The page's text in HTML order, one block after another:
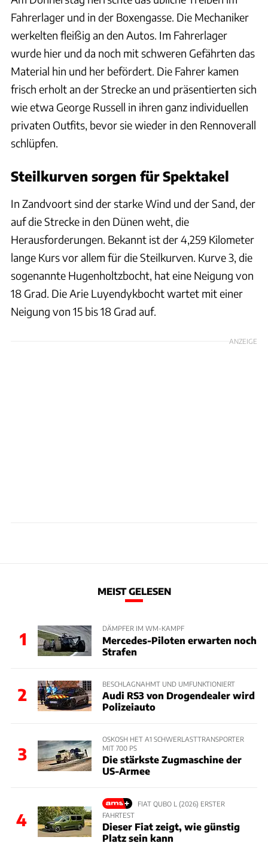
Fahrerlager und in der Boxengasse. Die Mechaniker
werkelten fleißig an den Autos. Im Fahrerlager
wurde hier und da noch mit schweren Gefährten das
Material hin und her befördert. Die Fahrer kamen
frisch erholt an der Strecke an und präsentierten sich
wie etwa George Russell in ihren ganz individuellen
privaten Outfits, bevor sie wieder in den Rennoverall
schlüpfen.
Steilkurven sorgen für Spektakel
In Zandvoort sind der starke Wind und der Sand, der
auf die Strecke in den Dünen weht, die
Herausforderungen. Bekannt ist der 4,259 Kilometer
lange Kurs vor allem für die Steilkurven. Kurve 3, die
sogenannte Hugenholtzbocht, hat eine Neigung von
18 Grad. Die Arie Luyendykbocht wartet mit einer
Neigung von 15 bis 18 Grad auf.
ANZEIGE
MEIST GELESEN
1
DÄMPFER IM WM-KAMPF
Mercedes-Piloten erwarten noch
Strafen
2
BESCHLAGNAHMT UND UMFUNKTIONIERT
Audi RS3 von Drogendealer wird
Polizeiauto
3
OSKOSH HET A1 SCHWERLASTTRANSPORTER
MIT 700 PS
Die stärkste Zugmaschine der
US-Armee
4
FIAT QUBO L (2026) ERSTER
FAHRTEST
Dieser Fiat zeigt, wie günstig
Platz sein kann